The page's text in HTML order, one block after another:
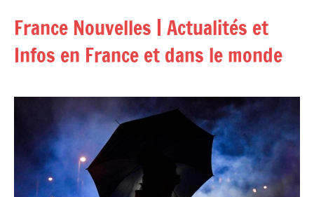
contenu
France Nouvelles | Actualités et
Infos en France et dans le monde